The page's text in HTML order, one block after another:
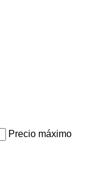
Precio máximo